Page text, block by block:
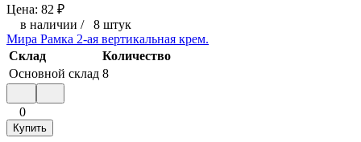
Цена: 82 ₽
в наличии / 8 штук
Мира Рамка 2-ая вертикальная крем.
Склад
Количество
Основной склад 8
0
Купить